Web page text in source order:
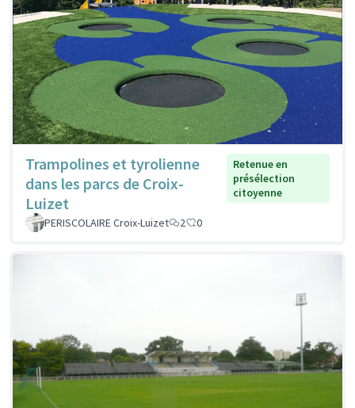
Trampolines et tyrolienne
dans les parcs de Croix-
Luizet
Retenue en
présélection
citoyenne
PERISCOLAIRE Croix-Luizet 2 0